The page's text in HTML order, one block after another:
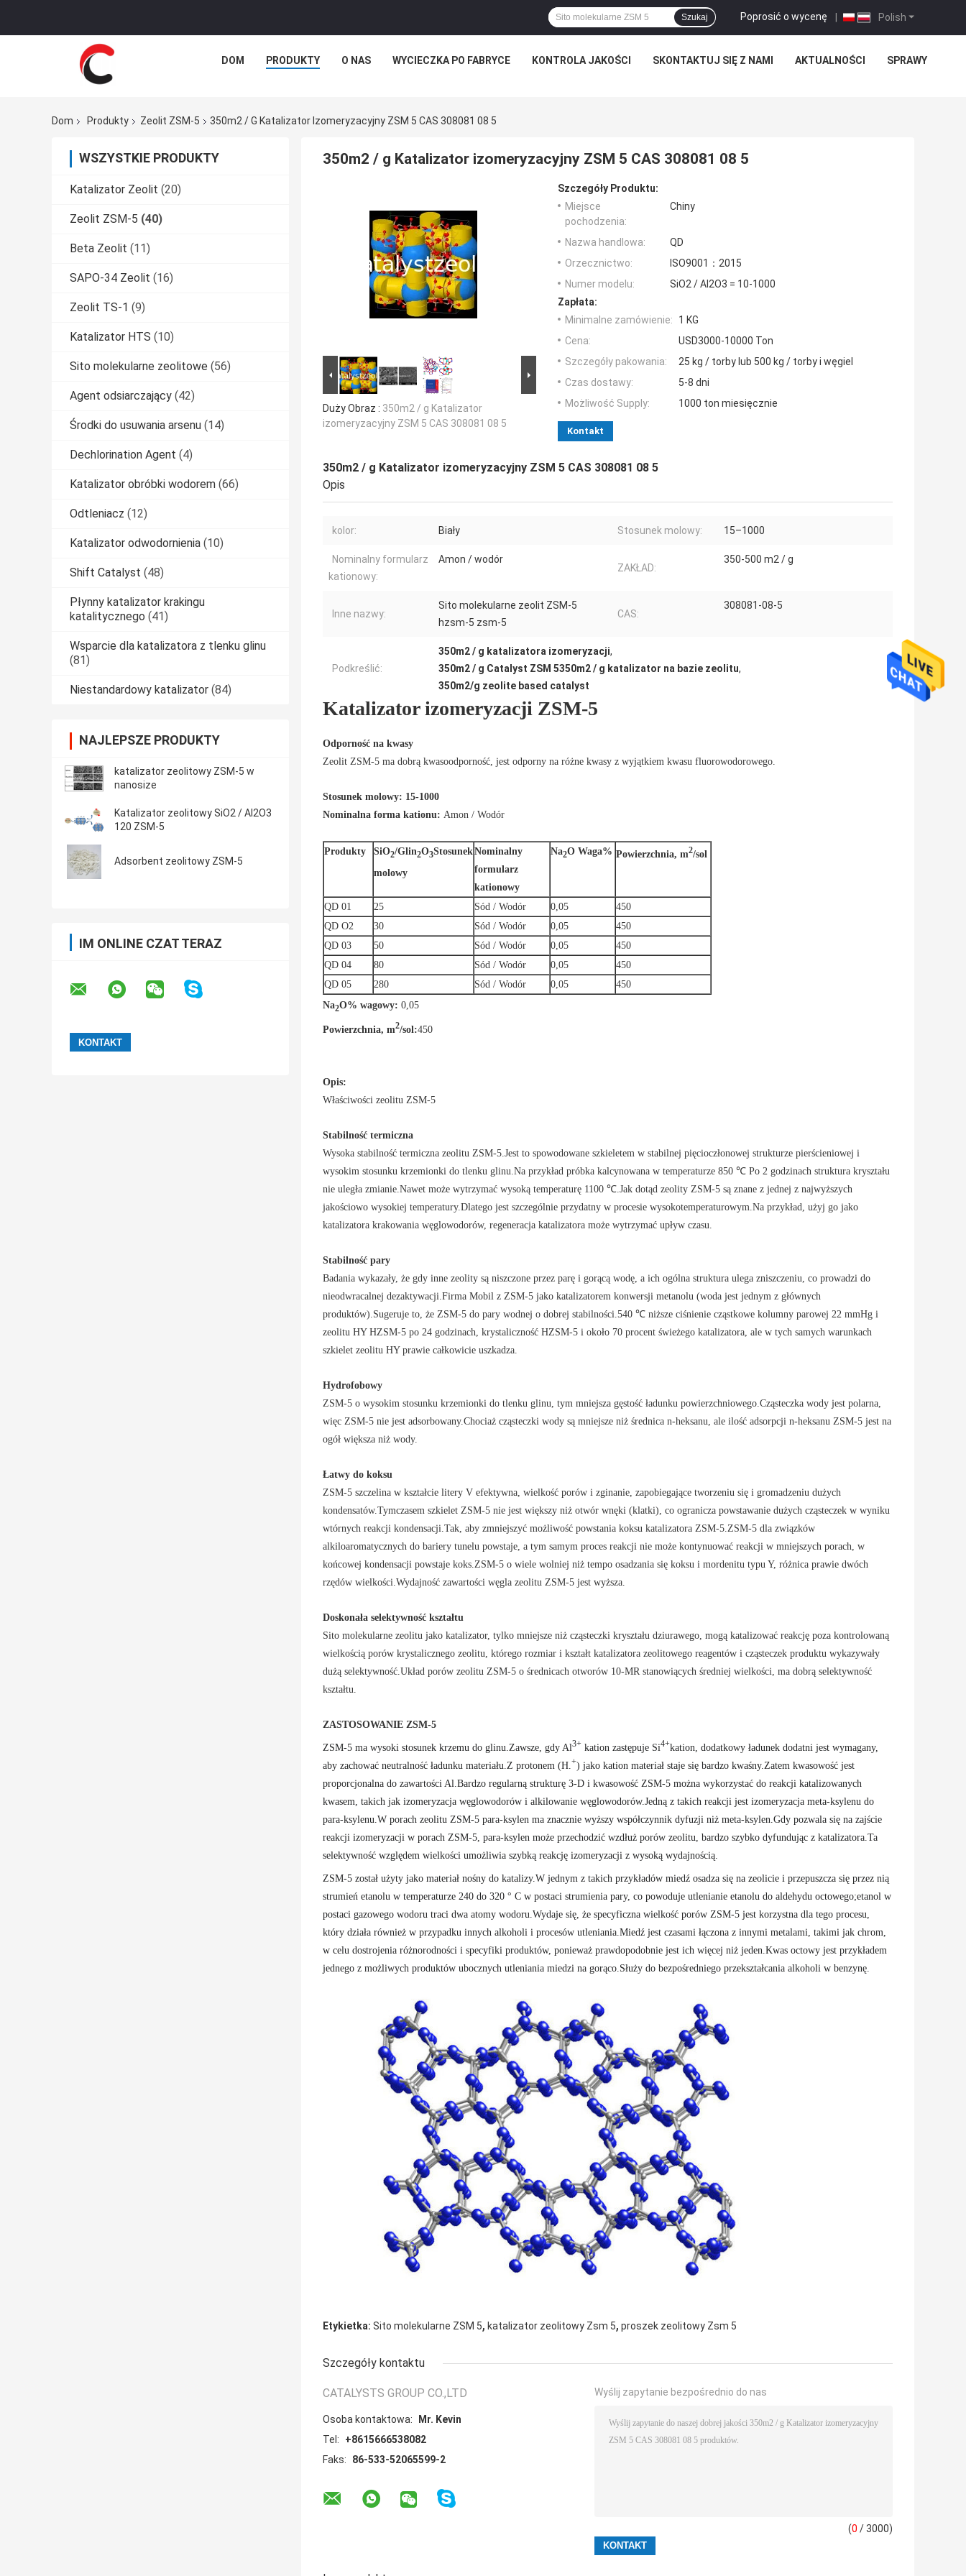
Polish
Poprosić o wycenę |
Szukaj
DOM PRODUKTY O NAS WYCIECZKA PO FABRYCE KONTROLA JAKOŚCI SKONTAKTUJ SIĘ Z NAMI AKTUALNOŚCI SPRAWY
Dom Produkty Zeolit ​​ZSM-5 350m2 / G Katalizator Izomeryzacyjny ZSM 5 CAS 308081 08 5
WSZYSTKIE PRODUKTY
Katalizator Zeolit (20)
Zeolit ​​ZSM-5 (40)
Beta Zeolit (11)
SAPO-34 Zeolit (16)
Zeolit ​​TS-1 (9)
Katalizator HTS (10)
Sito molekularne zeolitowe (56)
Agent odsiarczający (42)
Środki do usuwania arsenu (14)
Dechlorination Agent (4)
Katalizator obróbki wodorem (66)
Odtleniacz (12)
Katalizator odwodornienia (10)
Shift Catalyst (48)
Płynny katalizator krakingu
katalitycznego (41)
Wsparcie dla katalizatora z tlenku glinu
(81)
Niestandardowy katalizator (84)
NAJLEPSZE PRODUKTY
katalizator zeolitowy ZSM-5 w
nanosize
Katalizator zeolitowy SiO2 / Al2O3
120 ZSM-5
Adsorbent zeolitowy ZSM-5
IM ONLINE CZAT TERAZ
350m2 / g Katalizator izomeryzacyjny ZSM 5 CAS 308081 08 5
Duży Obraz : 350m2 / g Katalizator
izomeryzacyjny ZSM 5 CAS 308081 08 5
Szczegóły Produktu:
Miejsce
pochodzenia:
Chiny
Nazwa handlowa:
QD
Orzecznictwo:
ISO9001：2015
Numer modelu:
SiO2 / Al2O3 = 10-1000
Zapłata:
Minimalne zamówienie:
1 KG
Cena:
USD3000-10000 Ton
Szczegóły pakowania:
25 kg / torby lub 500 kg / torby i węgiel
Czas dostawy:
5-8 dni
Możliwość Supply:
1000 ton miesięcznie
Kontakt
350m2 / g Katalizator izomeryzacyjny ZSM 5 CAS 308081 08 5
Opis
kolor: Biały Stosunek molowy: 15–1000
Nominalny formularz
kationowy:
Amon / wodór
ZAKŁAD:
350-500 m2 / g
Inne nazwy:
Sito molekularne zeolit ​​ZSM-5
hzsm-5 zsm-5
CAS:
308081-08-5
Podkreślić:
350m2 / g katalizatora izomeryzacji,
350m2 / g Catalyst ZSM 5350m2 / g katalizator na bazie zeolitu,
350m2/g zeolite based catalyst
Katalizator izomeryzacji ZSM-5
Odporność na kwasy
Zeolit ​​ZSM-5 ma dobrą kwasoodporność, jest odporny na różne kwasy z wyjątkiem kwasu fluorowodorowego.
Stosunek molowy: 15-1000
Nominalna forma kationu: Amon / Wodór
Produkty SiO2/Glin2O3Stosunek
molowy
Nominalny
formularz
kationowy
Na2O Waga% Powierzchnia, m2/sol
QD 01 25 Sód / Wodór 0,05
450
QD O2
30 Sód / Wodór 0,05
450
QD 03
50 Sód / Wodór 0,05
450
QD 04
80 Sód / Wodór 0,05
450
QD 05
280 Sód / Wodór 0,05
450
Na2O% wagowy: 0,05
Powierzchnia, m2/sol:450
Opis:
Właściwości zeolitu ZSM-5
Stabilność termiczna
Wysoka stabilność termiczna zeolitu ZSM-5.Jest to spowodowane szkieletem w stabilnej pięcioczłonowej strukturze pierścieniowej i
wysokim stosunku krzemionki do tlenku glinu.Na przykład próbka kalcynowana w temperaturze 850 ℃ Po 2 godzinach struktura kryształu
nie uległa zmianie.Nawet może wytrzymać wysoką temperaturę 1100 ℃.Jak dotąd zeolity ZSM-5 są znane z jednej z najwyższych
jakościowo wysokiej temperatury.Dlatego jest szczególnie przydatny w procesie wysokotemperaturowym.Na przykład, użyj go jako
katalizatora krakowania węglowodorów, regeneracja katalizatora może wytrzymać upływ czasu.
Stabilność pary
Badania wykazały, że gdy inne zeolity są niszczone przez parę i gorącą wodę, a ich ogólna struktura ulega zniszczeniu, co prowadzi do
nieodwracalnej dezaktywacji.Firma Mobil z ZSM-5 jako katalizatorem konwersji metanolu (woda jest jednym z głównych
produktów).Sugeruje to, że ZSM-5 do pary wodnej o dobrej stabilności.540 ℃ niższe ciśnienie cząstkowe kolumny parowej 22 mmHg i
zeolitu HY HZSM-5 po 24 godzinach, krystaliczność HZSM-5 i około 70 procent świeżego katalizatora, ale w tych samych warunkach
szkielet zeolitu HY prawie całkowicie uszkadza.
Hydrofobowy
ZSM-5 o wysokim stosunku krzemionki do tlenku glinu, tym mniejsza gęstość ładunku powierzchniowego.Cząsteczka wody jest polarna,
więc ZSM-5 nie jest adsorbowany.Chociaż cząsteczki wody są mniejsze niż średnica n-heksanu, ale ilość adsorpcji n-heksanu ZSM-5 jest na
ogół większa niż wody.
Łatwy do koksu
ZSM-5 szczelina w kształcie litery V efektywna, wielkość porów i zginanie, zapobiegające tworzeniu się i gromadzeniu dużych
kondensatów.Tymczasem szkielet ZSM-5 nie jest większy niż otwór wnęki (klatki), co ogranicza powstawanie dużych cząsteczek w wyniku
wtórnych reakcji kondensacji.Tak, aby zmniejszyć możliwość powstania koksu katalizatora ZSM-5.ZSM-5 dla związków
alkiloaromatycznych do bariery tunelu powstaje, a tym samym proces reakcji nie może kontynuować reakcji w mniejszych porach, w
końcowej kondensacji powstaje koks.ZSM-5 o wiele wolniej niż tempo osadzania się koksu i mordenitu typu Y, różnica prawie dwóch
rzędów wielkości.Wydajność zawartości węgla zeolitu ZSM-5 jest wyższa.
Doskonała selektywność kształtu
Sito molekularne zeolitu jako katalizator, tylko mniejsze niż cząsteczki kryształu dziurawego, mogą katalizować reakcję poza kontrolowaną
wielkością porów krystalicznego zeolitu, którego rozmiar i kształt katalizatora zeolitowego reagentów i cząsteczek produktu wykazywały
dużą selektywność.Układ porów zeolitu ZSM-5 o średnicach otworów 10-MR stanowiących średniej wielkości, ma dobrą selektywność
kształtu.
ZASTOSOWANIE ZSM-5
ZSM-5 ma wysoki stosunek krzemu do glinu.Zawsze, gdy Al3+ kation zastępuje Si4+kation, dodatkowy ładunek dodatni jest wymagany,
aby zachować neutralność ładunku materiału.Z protonem (H. +) jako kation materiał staje się bardzo kwaśny.Zatem kwasowość jest
proporcjonalna do zawartości Al.Bardzo regularną strukturę 3-D i kwasowość ZSM-5 można wykorzystać do reakcji katalizowanych
kwasem, takich jak izomeryzacja węglowodorów i alkilowanie węglowodorów.Jedną z takich reakcji jest izomeryzacja meta-ksylenu do
para-ksylenu.W porach zeolitu ZSM-5 para-ksylen ma znacznie wyższy współczynnik dyfuzji niż meta-ksylen.Gdy pozwala się na zajście
reakcji izomeryzacji w porach ZSM-5, para-ksylen może przechodzić wzdłuż porów zeolitu, bardzo szybko dyfundując z katalizatora.Ta
selektywność względem wielkości umożliwia szybką reakcję izomeryzacji z wysoką wydajnością.
ZSM-5 został użyty jako materiał nośny do katalizy.W jednym z takich przykładów miedź osadza się na zeolicie i przepuszcza się przez nią
strumień etanolu w temperaturze 240 do 320 ° C w postaci strumienia pary, co powoduje utlenianie etanolu do aldehydu octowego;etanol w
postaci gazowego wodoru traci dwa atomy wodoru.Wydaje się, że specyficzna wielkość porów ZSM-5 jest korzystna dla tego procesu,
który działa również w przypadku innych alkoholi i procesów utleniania.Miedź jest czasami łączona z innymi metalami, takimi jak chrom,
w celu dostrojenia różnorodności i specyfiki produktów, ponieważ prawdopodobnie jest ich więcej niż jeden.Kwas octowy jest przykładem
jednego z możliwych produktów ubocznych utleniania miedzi na gorąco.Służy do bezpośredniego przekształcania alkoholi w benzynę.
Etykietka: Sito molekularne ZSM 5, katalizator zeolitowy Zsm 5, proszek zeolitowy Zsm 5
Szczegóły kontaktu
CATALYSTS GROUP CO.,LTD
Osoba kontaktowa:
Mr. Kevin
Tel:
+8615666538082
Faks:
86-533-52065599-2
Wyślij zapytanie bezpośrednio do nas
(0 / 3000)